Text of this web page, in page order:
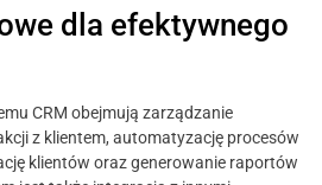
dla efektywnego
CRM obejmują zarządzanie
z klientem, automatyzację procesów
klientów oraz generowanie raportów